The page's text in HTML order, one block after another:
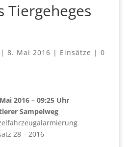
Tiergeheges
| 8. Mai 2016 | Einsätze | 0
2016 – 09:25 Uhr
Sampelweg
28 – 2016